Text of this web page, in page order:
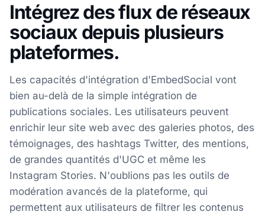
Intégrez des flux de réseaux
sociaux depuis plusieurs
plateformes.
Les capacités d'intégration d'EmbedSocial vont
bien au-delà de la simple intégration de
publications sociales. Les utilisateurs peuvent
enrichir leur site web avec des galeries photos, des
témoignages, des hashtags Twitter, des mentions,
de grandes quantités d'UGC et même les
Instagram Stories. N'oublions pas les outils de
modération avancés de la plateforme, qui
permettent aux utilisateurs de filtrer les contenus